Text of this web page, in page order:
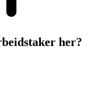
her?